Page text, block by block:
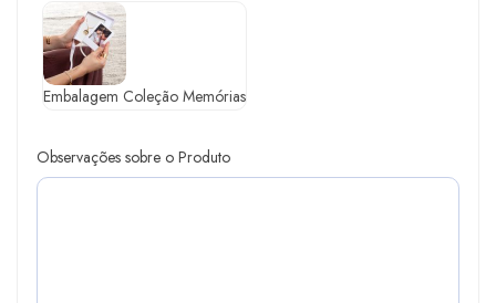
Embalagem Coleção Memórias
Observações sobre o Produto